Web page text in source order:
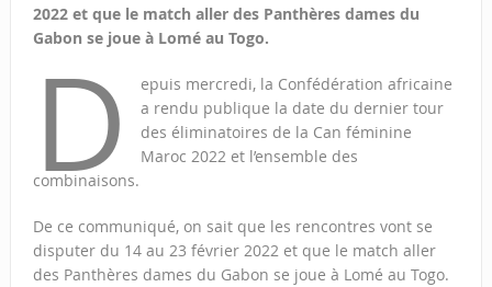
2022 et que le match aller des Panthères dames du
Gabon se joue à Lomé au Togo.
D
epuis mercredi, la Confédération africaine
a rendu publique la date du dernier tour
des éliminatoires de la Can féminine
Maroc 2022 et l’ensemble des
combinaisons.
De ce communiqué, on sait que les rencontres vont se
disputer du 14 au 23 février 2022 et que le match aller
des Panthères dames du Gabon se joue à Lomé au Togo.